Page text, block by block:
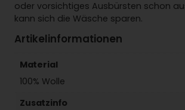
e
oder vorsichtiges Ausbürsten schon
kann sich die Wäsche sparen.
Artikelinformationen
Material
100% Wolle
Zusatzinfo